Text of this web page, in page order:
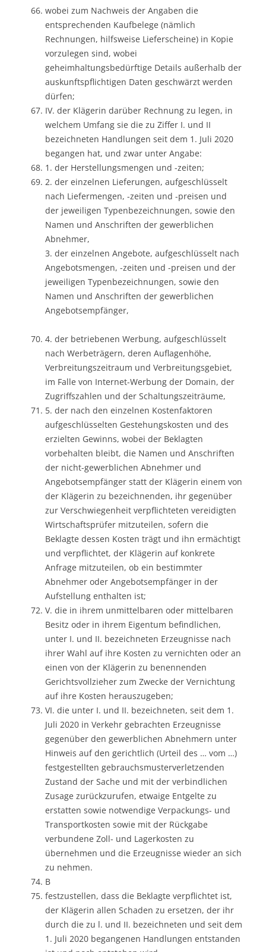
wobei zum Nachweis der Angaben die
entsprechenden Kaufbelege (nämlich
Rechnungen, hilfsweise Lieferscheine) in Kopie
vorzulegen sind, wobei
geheimhaltungsbedürftige Details außerhalb der
auskunftspflichtigen Daten geschwärzt werden
dürfen;
IV. der Klägerin darüber Rechnung zu legen, in
welchem Umfang sie die zu Ziffer I. und II
bezeichneten Handlungen seit dem 1. Juli 2020
begangen hat, und zwar unter Angabe:
1. der Herstellungsmengen und -zeiten;
2. der einzelnen Lieferungen, aufgeschlüsselt
nach Liefermengen, -zeiten und -preisen und
der jeweiligen Typenbezeichnungen, sowie den
Namen und Anschriften der gewerblichen
Abnehmer,
3. der einzelnen Angebote, aufgeschlüsselt nach
Angebotsmengen, -zeiten und -preisen und der
jeweiligen Typenbezeichnungen, sowie den
Namen und Anschriften der gewerblichen
Angebotsempfänger,
4. der betriebenen Werbung, aufgeschlüsselt
nach Werbeträgern, deren Auflagenhöhe,
Verbreitungszeitraum und Verbreitungsgebiet,
im Falle von Internet-Werbung der Domain, der
Zugriffszahlen und der Schaltungszeiträume,
5. der nach den einzelnen Kostenfaktoren
aufgeschlüsselten Gestehungskosten und des
erzielten Gewinns, wobei der Beklagten
vorbehalten bleibt, die Namen und Anschriften
der nicht-gewerblichen Abnehmer und
Angebotsempfänger statt der Klägerin einem von
der Klägerin zu bezeichnenden, ihr gegenüber
zur Verschwiegenheit verpflichteten vereidigten
Wirtschaftsprüfer mitzuteilen, sofern die
Beklagte dessen Kosten trägt und ihn ermächtigt
und verpflichtet, der Klägerin auf konkrete
Anfrage mitzuteilen, ob ein bestimmter
Abnehmer oder Angebotsempfänger in der
Aufstellung enthalten ist;
V. die in ihrem unmittelbaren oder mittelbaren
Besitz oder in ihrem Eigentum befindlichen,
unter I. und II. bezeichneten Erzeugnisse nach
ihrer Wahl auf ihre Kosten zu vernichten oder an
einen von der Klägerin zu benennenden
Gerichtsvollzieher zum Zwecke der Vernichtung
auf ihre Kosten herauszugeben;
VI. die unter I. und II. bezeichneten, seit dem 1.
Juli 2020 in Verkehr gebrachten Erzeugnisse
gegenüber den gewerblichen Abnehmern unter
Hinweis auf den gerichtlich (Urteil des … vom …)
festgestellten gebrauchsmusterverletzenden
Zustand der Sache und mit der verbindlichen
Zusage zurückzurufen, etwaige Entgelte zu
erstatten sowie notwendige Verpackungs- und
Transportkosten sowie mit der Rückgabe
verbundene Zoll- und Lagerkosten zu
übernehmen und die Erzeugnisse wieder an sich
zu nehmen.
B
festzustellen, dass die Beklagte verpflichtet ist,
der Klägerin allen Schaden zu ersetzen, der ihr
durch die zu l. und II. bezeichneten und seit dem
1. Juli 2020 begangenen Handlungen entstanden